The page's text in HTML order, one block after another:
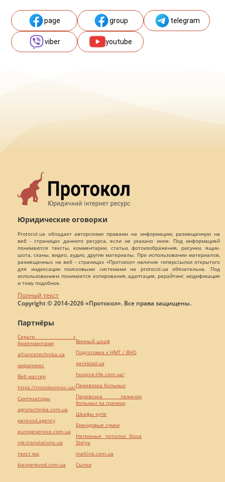
page group telegram
viber youtube
Юридические оговорки
Protocol.ua обладает авторскими правами на информацию, размещенную на
веб - страницах данного ресурса, если не указано иное. Под информацией
понимаются тексты, комментарии, статьи, фотоизображения, рисунки, ящик-
шота, сканы, видео, аудио, другие материалы. При использовании материалов,
размещенных на веб - страницах «Протокол» наличие гиперссылки открытого
для индексации поисковыми системами на protocol.ua обязательна. Под
использованием понимается копирования, адаптация, рерайтинг, модификация
и тому подобное.
Полный текст
Copyright © 2014-2026 «Протокол». Все права защищены.
Партнёры
Серьги с
бриллиантами
alliancetechnika.ua
миралинкс
Веб мастер
https://motokosmos.ua/
Синтезаторы
agrotechnika.com.ua
perevod.agency
europeservice.com.ua
mk-translations.ua
текст юа
kievperevod.com.ua
Винный шкаф
Подготовка к НМТ / ВНО
pereklad.ua
hospice-life.com.ua/
Перевозка больных
Перевозка лежачих
больных за границу
Шкафы купе
Брендовые сумки
Натяжные потолки Nova
Stelya
maltina.com.ua
Cылки